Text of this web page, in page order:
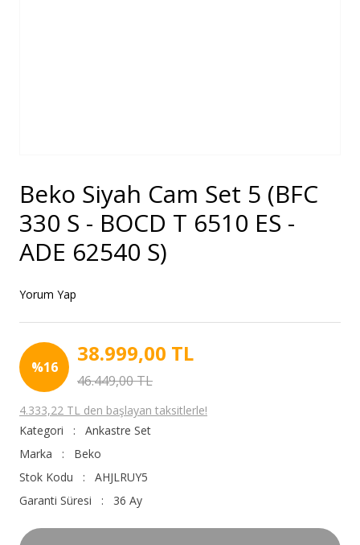
Beko Siyah Cam Set 5 (BFC
330 S - BOCD T 6510 ES -
ADE 62540 S)
Yorum Yap
%16
38.999,00 TL
46.449,00 TL
4.333,22 TL den başlayan taksitlerle!
Kategori
Ankastre Set
Marka
Beko
Stok Kodu
AHJLRUY5
Garanti Süresi
36 Ay